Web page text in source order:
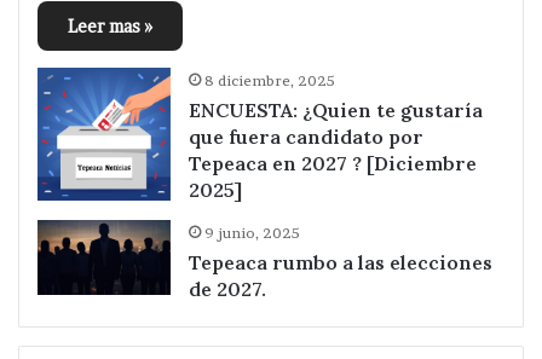
Leer mas »
8 diciembre, 2025
ENCUESTA: ¿Quien te gustaría
que fuera candidato por
Tepeaca en 2027 ? [Diciembre
2025]
9 junio, 2025
Tepeaca rumbo a las elecciones
de 2027.